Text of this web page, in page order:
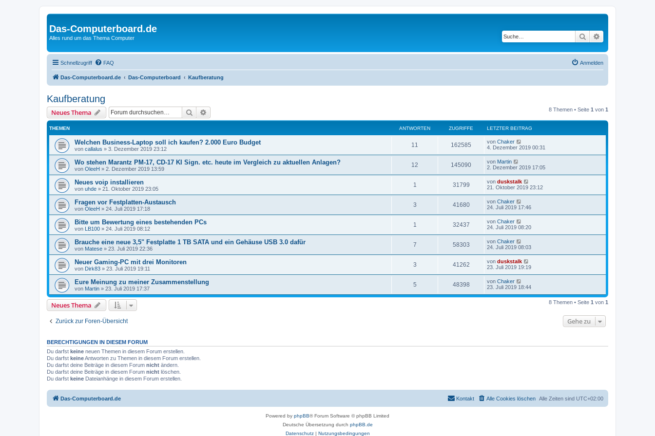
Das-Computerboard.de
Alles rund um das Thema Computer Suche
Schnellzugriff FAQ Anmelden
Das-Computerboard.de Das-Computerboard Kaufberatung
Kaufberatung
Neues Thema Suche 8 Themen • Seite 1 von 1
THEMEN ANTWORTEN ZUGRIFFE LETZTER BEITRAG
Welchen Business-Laptop soll ich kaufen? 2.000 Euro Budget
von callalus » 3. Dezember 2019 23:12
11 162585 von Chaker
4. Dezember 2019 00:31
Wo stehen Marantz PM-17, CD-17 KI Sign. etc. heute im Vergleich zu aktuellen Anlagen?
von OleeH » 2. Dezember 2019 13:59
12 145090 von Martin
2. Dezember 2019 17:05
Neues voip installieren
von uhde » 21. Oktober 2019 23:05
1 31799 von duskstalk
21. Oktober 2019 23:12
Fragen vor Festplatten-Austausch
von OleeH » 24. Juli 2019 17:18
3 41680 von Chaker
24. Juli 2019 17:46
Bitte um Bewertung eines bestehenden PCs
von LB100 » 24. Juli 2019 08:12
1 32437 von Chaker
24. Juli 2019 08:20
Brauche eine neue 3,5" Festplatte 1 TB SATA und ein Gehäuse USB 3.0 dafür
von Matese » 23. Juli 2019 22:36
7 58303 von Chaker
24. Juli 2019 08:03
Neuer Gaming-PC mit drei Monitoren
von Dirk83 » 23. Juli 2019 19:11
3 41262 von duskstalk
23. Juli 2019 19:19
Eure Meinung zu meiner Zusammenstellung
von Martin » 23. Juli 2019 17:37
5 48398 von Chaker
23. Juli 2019 18:44
Neues Thema 8 Themen • Seite 1 von 1
Zurück zur Foren-Übersicht Gehe zu
BERECHTIGUNGEN IN DIESEM FORUM
Du darfst keine neuen Themen in diesem Forum erstellen.
Du darfst keineAntworten zu Themen in diesem Forum erstellen.
Du darfst deine Beiträge in diesem Forum nicht ändern.
Du darfst deine Beiträge in diesem Forum nicht löschen.
Du darfst keine Dateianhänge in diesem Forum erstellen.
Das-Computerboard.de Alle Zeiten sind UTC+02:00
Alle Cookies löschen
Kontakt
Powered by phpBB® Forum Software © phpBB Limited
Deutsche Übersetzung durch phpBB.de
Datenschutz| Nutzungsbedingungen